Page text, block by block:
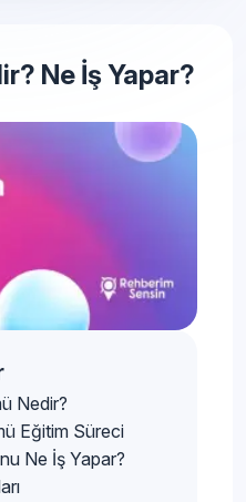
Ne İş Yapar?
Nedir?
Eğitim Süreci
Ne İş Yapar?